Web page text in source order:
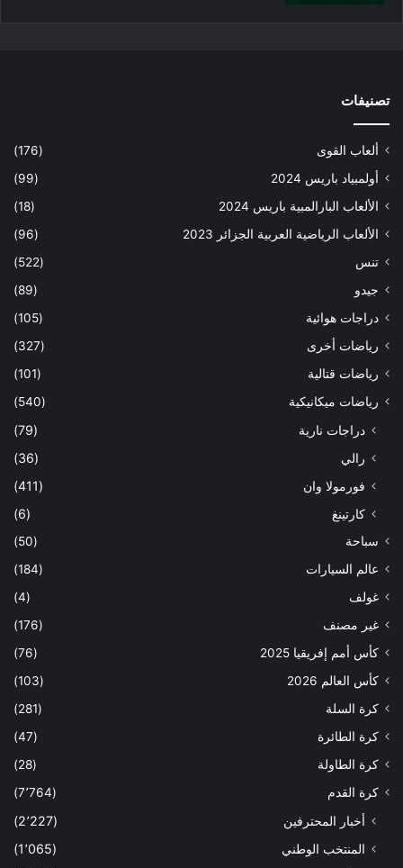
تصنيفات
ألعاب القوى
(176)
أولمبياد باريس 2024
(99)
الألعاب البارالمبية باريس 2024
(18)
الألعاب الرياضية العربية الجزائر 2023
(96)
تنس
(522)
جيدو
(89)
دراجات هوائية
(105)
رياضات أخرى
(327)
رياضات قتالية
(101)
رياضات ميكانيكية
(540)
دراجات نارية
(79)
رالي
(36)
فورمولا وان
(411)
كارتينغ
(6)
سباحة
(50)
عالم السيارات
(184)
غولف
(4)
غير مصنف
(176)
كأس أمم إفريقيا 2025
(76)
كأس العالم 2026
(103)
كرة السلة
(281)
كرة الطائرة
(47)
كرة الطاولة
(28)
كرة القدم
(7٬764)
أخبار المحترفين
(2٬227)
المنتخب الوطني
(1٬065)